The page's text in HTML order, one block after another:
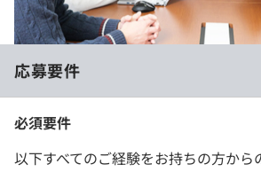
応募要件
必須要件
以下すべてのご経験をお持ちの方から